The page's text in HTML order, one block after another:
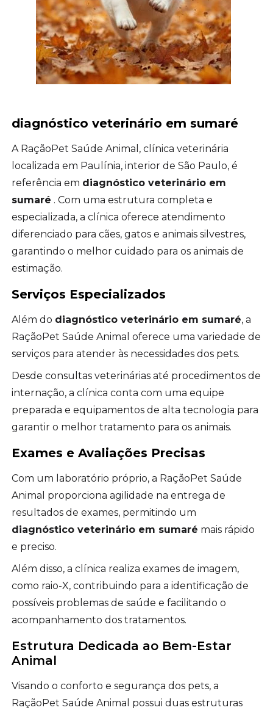
diagnóstico veterinário em sumaré
A RaçãoPet Saúde Animal, clínica veterinária
localizada em Paulínia, interior de São Paulo, é
referência em diagnóstico veterinário em
sumaré . Com uma estrutura completa e
especializada, a clínica oferece atendimento
diferenciado para cães, gatos e animais silvestres,
garantindo o melhor cuidado para os animais de
estimação.
Serviços Especializados
Além do diagnóstico veterinário em sumaré, a
RaçãoPet Saúde Animal oferece uma variedade de
serviços para atender às necessidades dos pets.
Desde consultas veterinárias até procedimentos de
internação, a clínica conta com uma equipe
preparada e equipamentos de alta tecnologia para
garantir o melhor tratamento para os animais.
Exames e Avaliações Precisas
Com um laboratório próprio, a RaçãoPet Saúde
Animal proporciona agilidade na entrega de
resultados de exames, permitindo um
diagnóstico veterinário em sumaré mais rápido
e preciso.
Além disso, a clínica realiza exames de imagem,
como raio-X, contribuindo para a identificação de
possíveis problemas de saúde e facilitando o
acompanhamento dos tratamentos.
Estrutura Dedicada ao Bem-Estar
Animal
Visando o conforto e segurança dos pets, a
RaçãoPet Saúde Animal possui duas estruturas